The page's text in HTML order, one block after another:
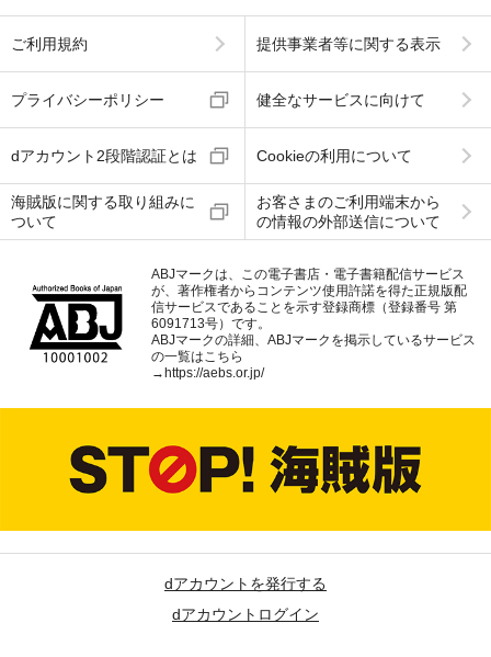
ご利用規約 提供事業者等に関する表示
プライバシーポリシー 健全なサービスに向けて
dアカウント2段階認証とは Cookieの利用について
海賊版に関する取り組みに
ついて
お客さまのご利用端末から
の情報の外部送信について
ABJマークは、この電子書店・電子書籍配信サービス
が、著作権者からコンテンツ使用許諾を得た正規版配
信サービスであることを示す登録商標（登録番号 第
6091713号）です。
ABJマークの詳細、ABJマークを掲示しているサービス
の一覧はこちら
→ https://aebs.or.jp/
dアカウントを発行する
dアカウントログイン